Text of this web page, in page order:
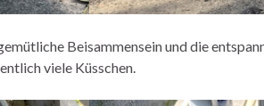
Beisammensein und die
viele Küsschen.